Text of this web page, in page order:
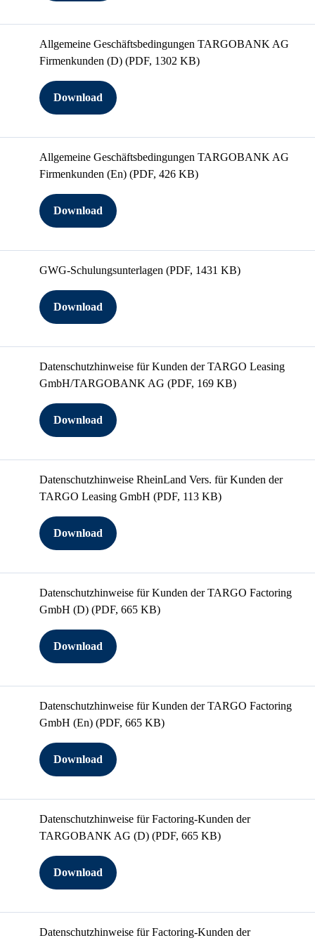
Allgemeine Geschäftsbedingungen TARGOBANK AG
Firmenkunden (D) (PDF, 1302 KB)
Download
Allgemeine Geschäftsbedingungen TARGOBANK AG
Firmenkunden (En) (PDF, 426 KB)
Download
GWG-Schulungsunterlagen (PDF, 1431 KB)
Download
Datenschutzhinweise für Kunden der TARGO Leasing
GmbH/TARGOBANK AG (PDF, 169 KB)
Download
Datenschutzhinweise RheinLand Vers. für Kunden der
TARGO Leasing GmbH (PDF, 113 KB)
Download
Datenschutzhinweise für Kunden der TARGO Factoring
GmbH (D) (PDF, 665 KB)
Download
Datenschutzhinweise für Kunden der TARGO Factoring
GmbH (En) (PDF, 665 KB)
Download
Datenschutzhinweise für Factoring-Kunden der
TARGOBANK AG (D) (PDF, 665 KB)
Download
Datenschutzhinweise für Factoring-Kunden der